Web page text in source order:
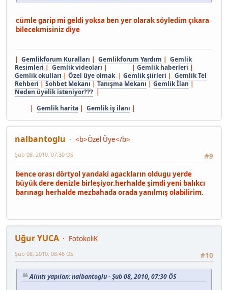
cümle garip mi geldi yoksa ben yer olarak söyledim çıkara
bilecekmisiniz diye
| Gemlikforum Kuralları | Gemlikforum Yardım | Gemlik
Resimleri | Gemlik videoları | | Gemlik haberleri |
Gemlik okulları | Özel üye olmak| Gemlik şiirleri | Gemlik Tel
Rehberi | Sohbet Mekanı | Tanışma Mekanı | Gemlik İlan |
Neden üyelik isteniyor??? |
| Gemlik harita | Gemlik iş ilanı |
nalbantoglu
<b>Özel Üye</b>
#9
Şub 08, 2010, 07:30 ÖS
bence orası dörtyol yandaki agackların oldugu yerde
büyük dere denizle birleşiyor.herhalde şimdi yeni balıkcı
barınagı herhalde mezbahada orada yanılmış olabilirim.
Uğur YUCA
FotokoliK
#10
Şub 08, 2010, 08:46 ÖS
Alıntı yapılan: nalbantoglu - Şub 08, 2010, 07:30 ÖS